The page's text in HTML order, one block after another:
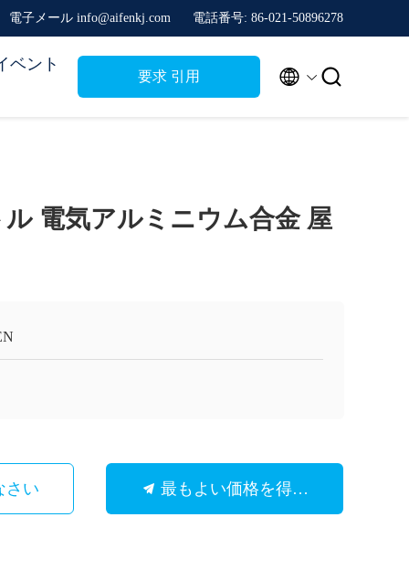
電子メール info@aifenkj.com 電話番号: 86-021-50896278
ベント
要求 引用  
電気アルミニウム合金 屋
さい 最もよい価格を得なさい